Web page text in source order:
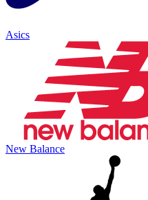
Asics
New Balance